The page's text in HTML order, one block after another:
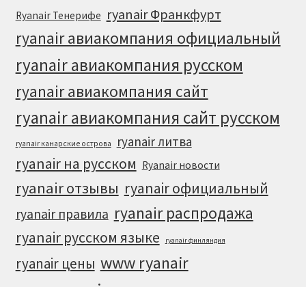
Ryanair Тенерифе ryanair Франкфурт
ryanair авиакомпания официальный
ryanair авиакомпания русском
ryanair авиакомпания сайт
ryanair авиакомпания сайт русском
ryanair канарские острова ryanair литва
ryanair на русском Ryanair новости
ryanair отзывы ryanair официальный
ryanair правила ryanair распродажа
ryanair русском языке ryanair финляндия
ryanair цены www ryanair